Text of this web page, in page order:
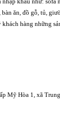
bàn ăn, đồ gỗ, tủ,
hàng những
Mỹ Hòa 1, xã